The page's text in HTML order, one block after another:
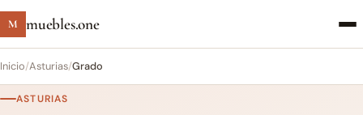
M muebles.one
Inicio/Asturias/Grado
ASTURIAS